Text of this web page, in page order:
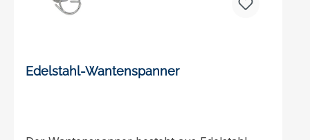
Edelstahl-Wantenspanner